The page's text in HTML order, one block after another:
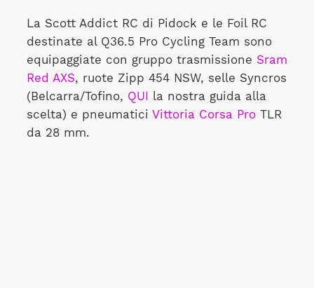
La Scott Addict RC di Pidock e le Foil RC
destinate al Q36.5 Pro Cycling Team sono
equipaggiate con gruppo trasmissione Sram
Red AXS, ruote Zipp 454 NSW, selle Syncros
(Belcarra/Tofino, QUI la nostra guida alla
scelta) e pneumatici Vittoria Corsa ProTLR
da 28 mm.